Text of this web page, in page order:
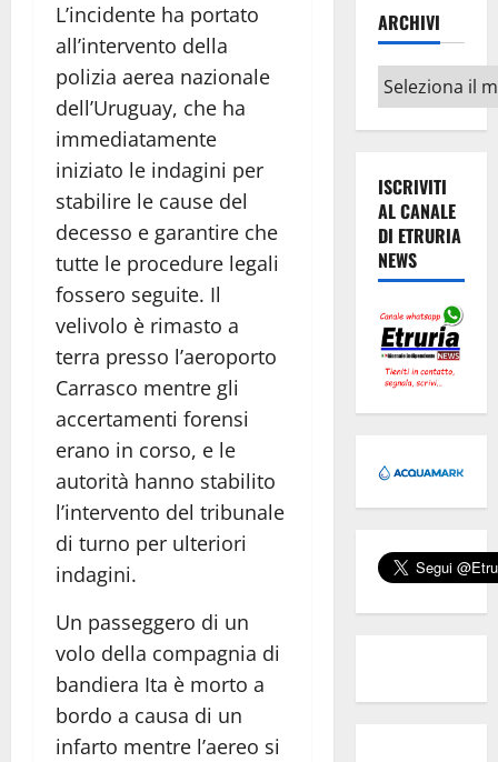
L’incidente ha portato
all’intervento della
polizia aerea nazionale
dell’Uruguay, che ha
immediatamente
iniziato le indagini per
stabilire le cause del
decesso e garantire che
tutte le procedure legali
fossero seguite. Il
velivolo è rimasto a
terra presso l’aeroporto
Carrasco mentre gli
accertamenti forensi
erano in corso, e le
autorità hanno stabilito
l’intervento del tribunale
di turno per ulteriori
indagini.
Un passeggero di un
volo della compagnia di
bandiera Ita è morto a
bordo a causa di un
infarto mentre l’aereo si
ARCHIVI
Archivi
ISCRIVITI
AL CANALE
DI ETRURIA
NEWS